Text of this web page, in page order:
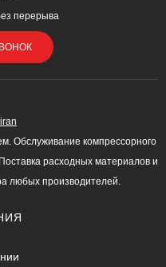
перерыва
Обслуживание компрессорного
расходных материалов и
любых производителей.